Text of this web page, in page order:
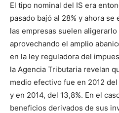
El tipo nominal del IS era
pasado bajó al 28% y ahora
las empresas suelen
aprovechando el amplio
en la ley reguladora del
la Agencia Tributaria revelan
medio efectivo fue en 2012 del
y en 2014, del 13,8%. En el
beneficios derivados de sus